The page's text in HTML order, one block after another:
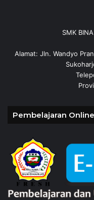
SMK
Alamat: Jln. Wandyo
Pembelajaran Online